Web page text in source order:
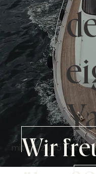
mit bis zu 15
Wir